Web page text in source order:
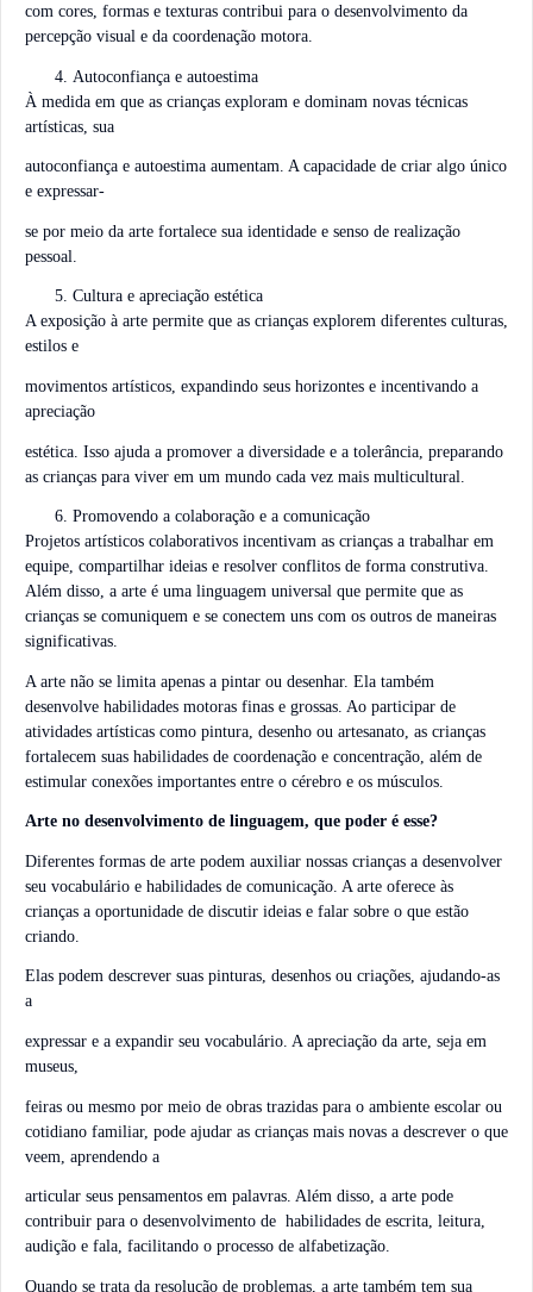
com cores, formas e texturas contribui para o desenvolvimento da
percepção visual e da coordenação motora.
Autoconfiança e autoestima
À medida em que as crianças exploram e dominam novas técnicas
artísticas, sua
autoconfiança e autoestima aumentam. A capacidade de criar algo único
e expressar-
se por meio da arte fortalece sua identidade e senso de realização
pessoal.
Cultura e apreciação estética
A exposição à arte permite que as crianças explorem diferentes culturas,
estilos e
movimentos artísticos, expandindo seus horizontes e incentivando a
apreciação
estética. Isso ajuda a promover a diversidade e a tolerância, preparando
as crianças para viver em um mundo cada vez mais multicultural.
Promovendo a colaboração e a comunicação
Projetos artísticos colaborativos incentivam as crianças a trabalhar em
equipe, compartilhar ideias e resolver conflitos de forma construtiva.
Além disso, a arte é uma linguagem universal que permite que as
crianças se comuniquem e se conectem uns com os outros de maneiras
significativas.
A arte não se limita apenas a pintar ou desenhar. Ela também
desenvolve habilidades motoras finas e grossas. Ao participar de
atividades artísticas como pintura, desenho ou artesanato, as crianças
fortalecem suas habilidades de coordenação e concentração, além de
estimular conexões importantes entre o cérebro e os músculos.
Arte no desenvolvimento de linguagem, que poder é esse?
Diferentes formas de arte podem auxiliar nossas crianças a desenvolver
seu vocabulário e habilidades de comunicação. A arte oferece às
crianças a oportunidade de discutir ideias e falar sobre o que estão
criando.
Elas podem descrever suas pinturas, desenhos ou criações, ajudando-as
a
expressar e a expandir seu vocabulário. A apreciação da arte, seja em
museus,
feiras ou mesmo por meio de obras trazidas para o ambiente escolar ou
cotidiano familiar, pode ajudar as crianças mais novas a descrever o que
veem, aprendendo a
articular seus pensamentos em palavras. Além disso, a arte pode
contribuir para o desenvolvimento de habilidades de escrita, leitura,
audição e fala, facilitando o processo de alfabetização.
Quando se trata da resolução de problemas, a arte também tem sua